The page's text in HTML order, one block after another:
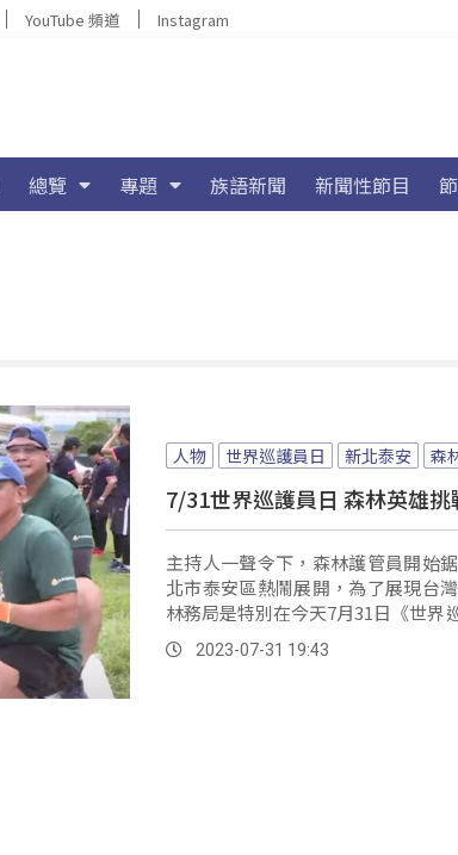
YouTube 頻道 Instagram
總覽 專題 族語新聞 新聞性節目
人物 世界巡護員日 新北泰安 森
7/31世界巡護員日 森林英雄
主持人一聲令下，森林護管員開始
北市泰安區熱鬧展開，為了展現台
林務局是特別在今天7月31日《世界
賽」，讓來自全台八處的護管員，透
2023-07-31 19:43